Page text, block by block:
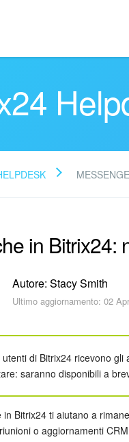
in Bitrix24:
Autore: Stacy Smith
Ultimo aggiornamento: 02
utenti di Bitrix24 ricevono
saranno disponibili a
in Bitrix24 ti aiutano a
o aggiornamenti